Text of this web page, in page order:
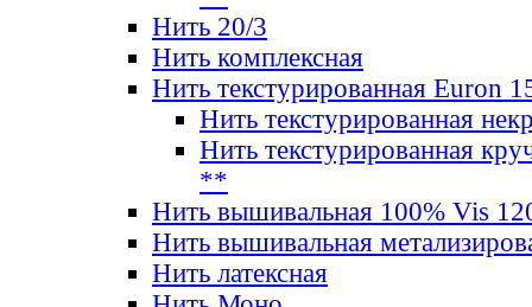
Нить 20/3
Нить комплексная
Нить текстурированная Euron
Нить текстурированная
Нить текстурированная
**
Нить вышивальная 100% Vis
Нить вышивальная
Нить латексная